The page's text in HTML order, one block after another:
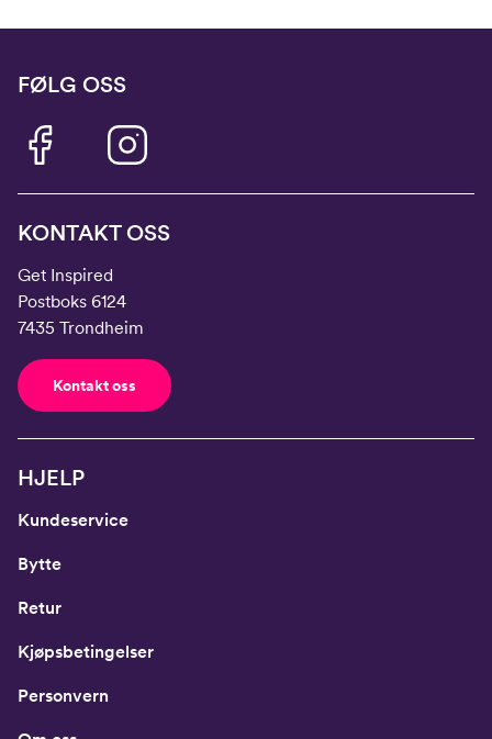
FØLG OSS
KONTAKT OSS
Get Inspired
Postboks 6124
7435 Trondheim
Kontakt oss
HJELP
Kundeservice
Bytte
Retur
Kjøpsbetingelser
Personvern